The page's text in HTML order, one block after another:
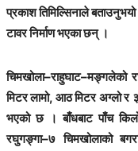
प्रकाश तिमिल्सिनाले
टावर निर्माण भएका छन् ।
चिमखोला–राहुघाट–मङ्गलेको
मिटर लामो, आठ मिटर अग्लो र
भएको छ । बाँधबाट पाँच
रघुगङ्गा–७ चिमखोलाको